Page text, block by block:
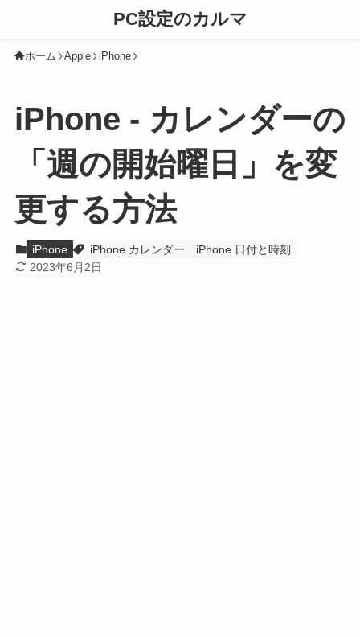
PC設定のカルマ
ホーム Apple iPhone
iPhone - カレンダーの
「週の開始曜日」を変
更する方法
iPhone iPhone カレンダー
iPhone 日付と時刻
2023年6月2日